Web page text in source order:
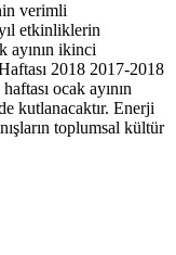
verimli
etkinliklerin
ayının ikinci
2018 2017-2018
ocak ayının
kutlanacaktır. Enerji
toplumsal kültür